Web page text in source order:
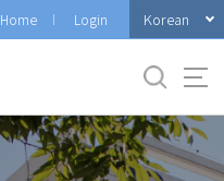
Home Login Korean